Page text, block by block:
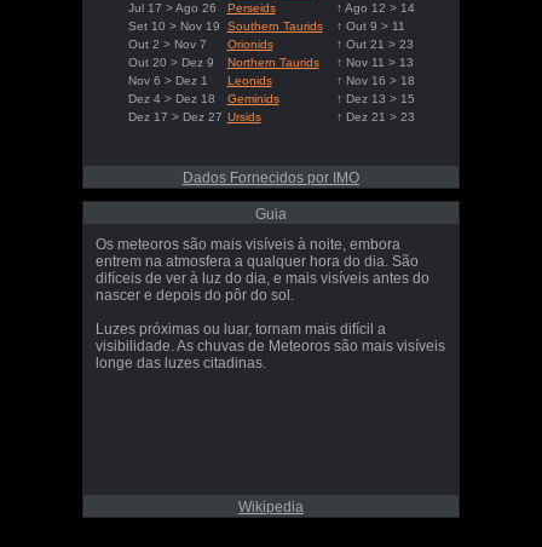
Jul 17 > Ago 26
Perseids
↑ Ago 12 > 14
Set 10 > Nov 19
Southern Taurids
↑ Out 9 > 11
Out 2 > Nov 7
Orionids
↑ Out 21 > 23
Out 20 > Dez 9
Northern Taurids
↑ Nov 11 > 13
Nov 6 > Dez 1
Leonids
↑ Nov 16 > 18
Dez 4 > Dez 18
Geminids
↑ Dez 13 > 15
Dez 17 > Dez 27 Ursids ↑ Dez 21 > 23
Dados Fornecidos por IMO
Guia
Os meteoros são mais visíveis à noite, embora
entrem na atmosfera a qualquer hora do dia. São
difíceis de ver à luz do dia, e mais visíveis antes do
nascer e depois do pôr do sol.
Luzes próximas ou luar, tornam mais difícil a
visibilidade. As chuvas de Meteoros são mais visíveis
longe das luzes citadinas.
Wikipedia